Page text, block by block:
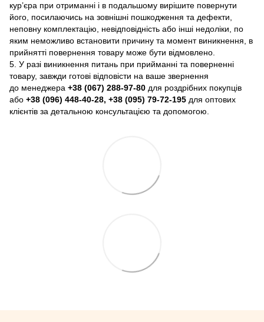
кур’єра при отриманні і в подальшому вирішите повернути
його, посилаючись на зовнішні пошкодження та дефекти,
неповну комплектацію, невідповідність або інші недоліки, по
яким неможливо встановити причину та момент виникнення, в
прийнятті повернення товару може бути відмовлено.
5. У разі виникнення питань при прийманні та поверненні
товару, завжди готові відповісти на ваше звернення
до менеджера +38 (067) 288-97-80 для роздрібних покупців
або +38 (096) 448-40-28, +38 (095) 79-72-195 для оптових
клієнтів за детальною консультацією та допомогою.